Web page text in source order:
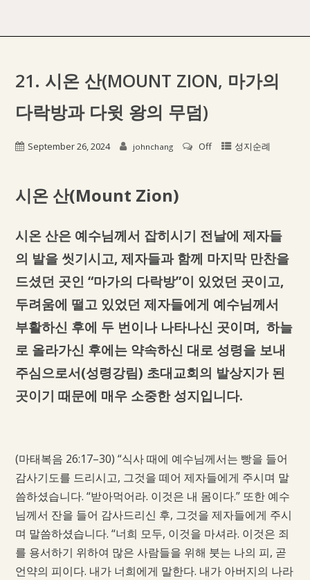
21. 시온 산(MOUNT ZION, 마가의
다락방과 다윗 왕의 무덤)
September 26, 2024 johnchang Off 성지순례
시온 산(Mount Zion)
시온 산은 예수님께서 잡히시기 전날에 제자들
의 발을 씻기시고, 제자들과 함께 마지막 만찬을
드셨던 곳인 “마가의 다락방”이 있었던 곳이고,
두려움에 떨고 있었던 제자들에게 예수님께서
부활하신 후에 두 번이나 나타나신 곳이며, 하늘
로 올라가신 후에는 약속하신 대로 성령을 보내
주심으로서(성령강림) 초대교회의 발상지가 된
곳이기 때문에 매우 소중한 성지입니다.
(마태복음 26:17–30) “식사 때에 예수님께서는 빵을 들어
감사기도를 드리시고, 그것을 떼어 제자들에게 주시며 말
씀하셨습니다. “받아먹어라. 이것은 내 몸이다.” 또한 예수
님께서 잔을 들어 감사드리신 후, 그것을 제자들에게 주시
며 말씀하셨습니다. “너희 모두, 이것을 마셔라. 이것은 죄
를 용서하기 위하여 많은 사람들을 위해 붓는 나의 피, 곧
언약의 피이다. 내가 너희에게 말한다. 내가 아버지의 나라